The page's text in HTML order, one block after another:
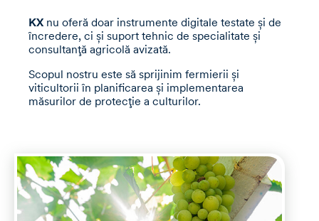
KX nu oferă doar instrumente digitale testate și de
încredere, ci și suport tehnic de specialitate și
consultanță agricolă avizată.
Scopul nostru este să sprijinim fermierii și
viticultorii în planificarea și implementarea
măsurilor de protecție a culturilor.